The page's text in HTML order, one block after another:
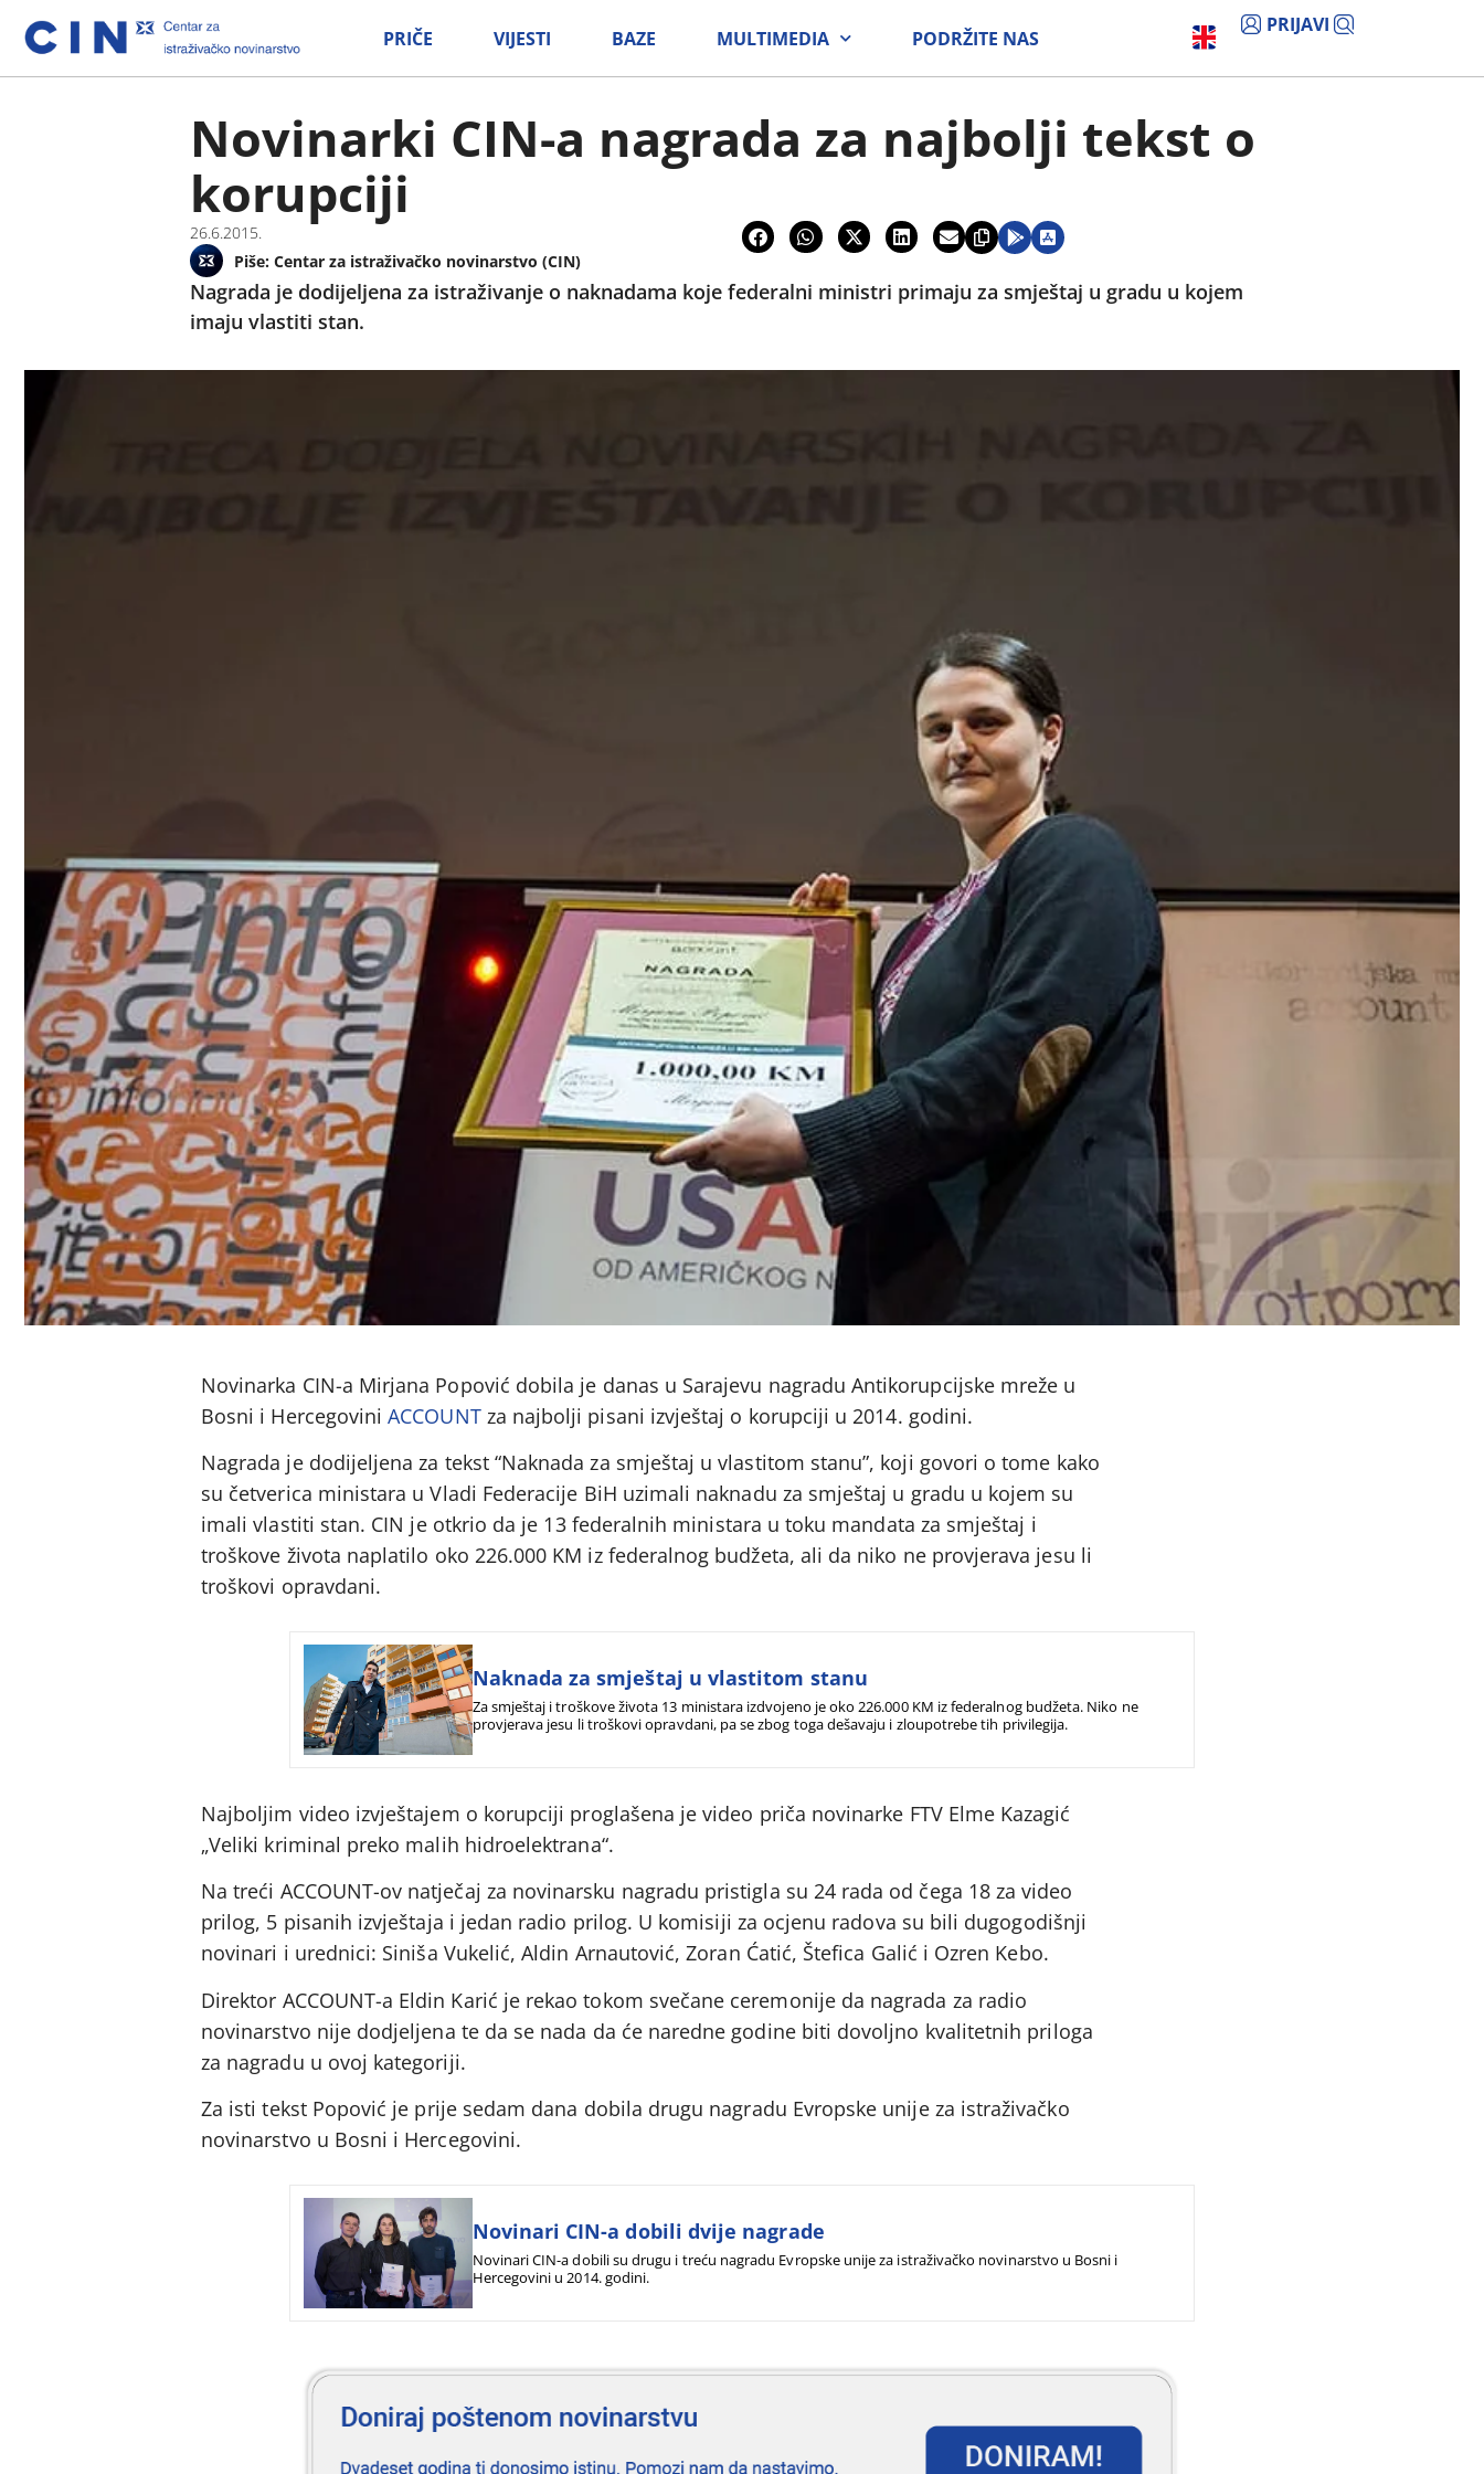
PRIČE VIJESTI BAZE MULTIMEDIA PODRŽITE NAS
PRIJAVI
Novinarki CIN-a nagrada za najbolji tekst o
korupciji
26.6.2015.
Piše: Centar za istraživačko novinarstvo (CIN)
Nagrada je dodijeljena za istraživanje o naknadama koje federalni ministri primaju za smještaj u gradu u kojem
imaju vlastiti stan.
Novinarka CIN-a Mirjana Popović dobila je danas u Sarajevu nagradu Antikorupcijske mreže u
Bosni i HercegoviniACCOUNTza najbolji pisani izvještaj o korupciji u 2014. godini.
Nagrada je dodijeljena za tekst “Naknada za smještaj u vlastitom stanu”, koji govori o tome kako
su četverica ministara u Vladi Federacije BiH uzimali naknadu za smještaj u gradu u kojem su
imali vlastiti stan. CIN je otkrio da je 13 federalnih ministara u toku mandata za smještaj i
troškove života naplatilo oko 226.000 KM iz federalnog budžeta, ali da niko ne provjerava jesu li
troškovi opravdani.
Naknada za smještaj u vlastitom stanu
Za smještaj i troškove života 13 ministara izdvojeno je oko 226.000 KM iz federalnog budžeta. Niko ne
provjerava jesu li troškovi opravdani, pa se zbog toga dešavaju i zloupotrebe tih privilegija.
Najboljim video izvještajem o korupciji proglašena je video priča novinarke FTV Elme Kazagić
„Veliki kriminal preko malih hidroelektrana“.
Na treći ACCOUNT-ov natječaj za novinarsku nagradu pristigla su 24 rada od čega 18 za video
prilog, 5 pisanih izvještaja i jedan radio prilog. U komisiji za ocjenu radova su bili dugogodišnji
novinari i urednici: Siniša Vukelić, Aldin Arnautović, Zoran Ćatić, Štefica Galić i Ozren Kebo.
Direktor ACCOUNT-a Eldin Karić je rekao tokom svečane ceremonije da nagrada za radio
novinarstvo nije dodjeljena te da se nada da će naredne godine biti dovoljno kvalitetnih priloga
za nagradu u ovoj kategoriji.
Za isti tekst Popović je prije sedam dana dobila drugu nagradu Evropske unije za istraživačko
novinarstvo u Bosni i Hercegovini.
Novinari CIN-a dobili dvije nagrade
Novinari CIN-a dobili su drugu i treću nagradu Evropske unije za istraživačko novinarstvo u Bosni i
Hercegovini u 2014. godini.